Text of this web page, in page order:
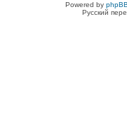
Powered by
Русский